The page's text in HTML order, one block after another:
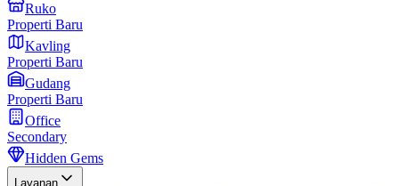
Ruko
Properti Baru
Kavling
Properti Baru
Gudang
Properti Baru
Office
Secondary
Hidden Gems
Layanan